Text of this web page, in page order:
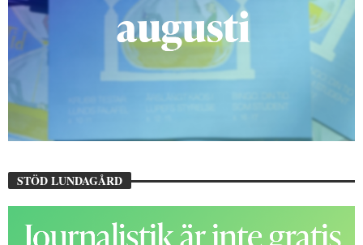
STÖD LUNDAGÅRD